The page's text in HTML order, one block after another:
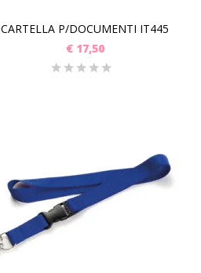
CARTELLA P/DOCUMENTI IT445
€17,50